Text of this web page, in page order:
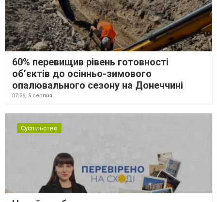
60% перевищив рівень готовності
об’єктів до осінньо-зимового
опалювального сезону на Донеччині
07:36, 5 серпня
Суспільство